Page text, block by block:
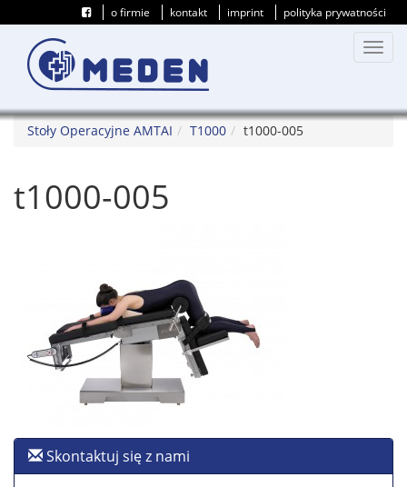
o firmie kontakt imprint polityka prywatności
Stoły Operacyjne AMTAI T1000 t1000-005
t1000-005
Skontaktuj się z nami